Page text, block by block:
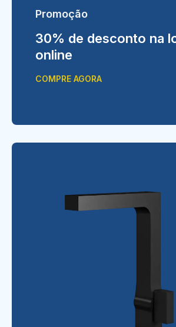
Promoção
30% de desconto na
online
COMPRE AGORA